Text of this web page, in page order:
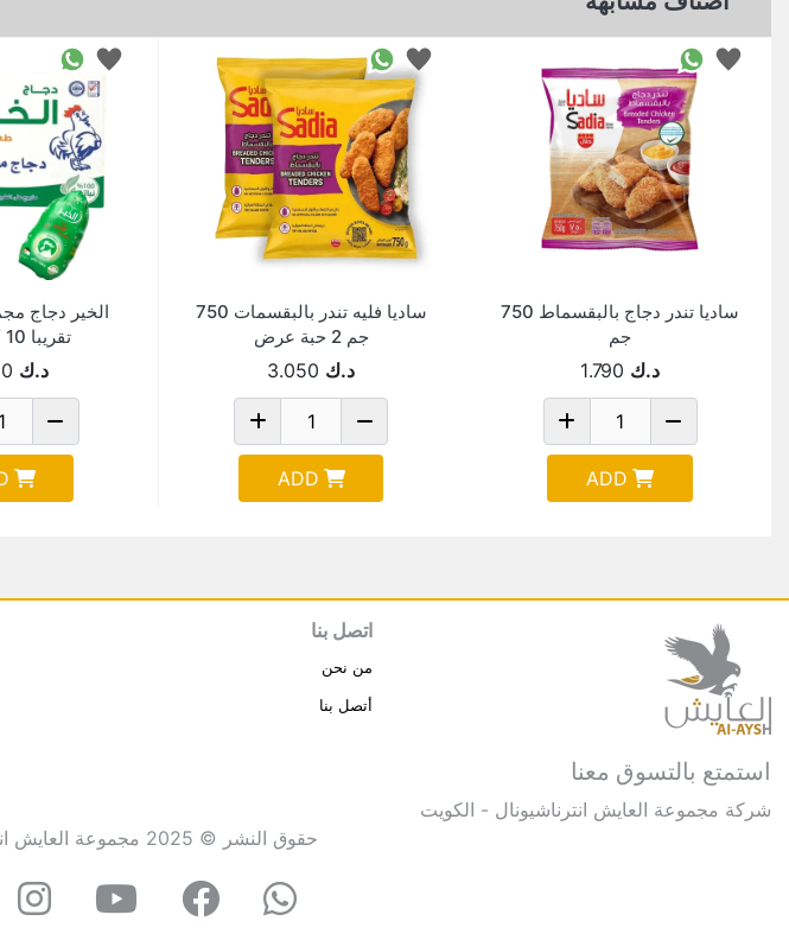
ساديا تندر دجاج بالبقسماط 750
جم
د.ك 1.790
ADD
ساديا فليه تندر بالبقسمات 750
جم 2 حبة عرض
د.ك 3.050
ADD
تقريبا Pack Of 10
د.ك
استمتع بالتسوق معنا
شركة مجموعة العايش انترناشيونال - الكويت
اتصل بنا
من نحن
أتصل بنا
حقوق النشر © 2025 مجموعة العايش انترناشيونال . كل الحقوق محفوظة.